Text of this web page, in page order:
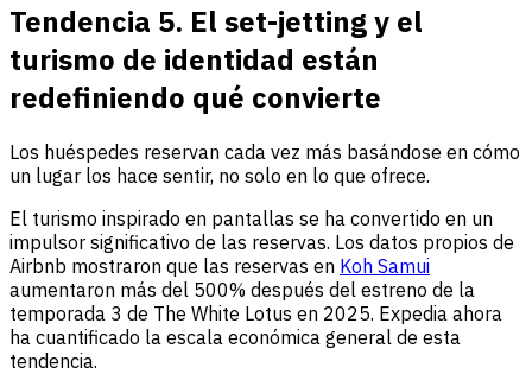
Tendencia 5. El set-jetting y el
turismo de identidad están
redefiniendo qué convierte
Los huéspedes reservan cada vez más basándose en cómo
un lugar los hace sentir, no solo en lo que ofrece.
El turismo inspirado en pantallas se ha convertido en un
impulsor significativo de las reservas. Los datos propios de
Airbnb mostraron que las reservas en Koh Samui
aumentaron más del 500% después del estreno de la
temporada 3 de The White Lotus en 2025. Expedia ahora
ha cuantificado la escala económica general de esta
tendencia.